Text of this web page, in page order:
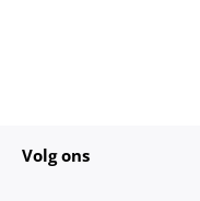
Volg ons